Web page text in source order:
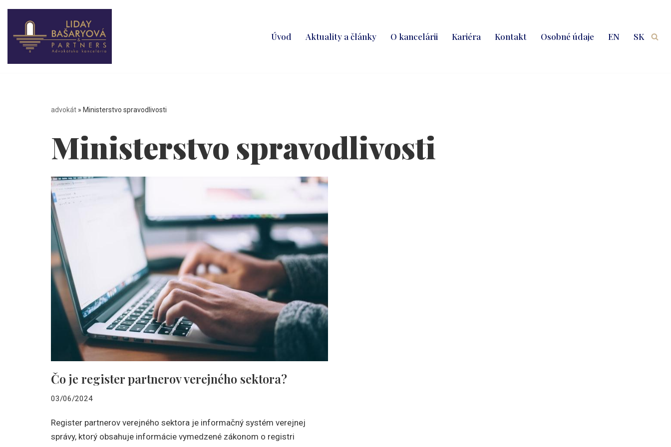
Preskočiť
Úvod Aktuality a články O kancelárii Kariéra Kontakt Osobné údaje EN SK
advokát » Ministerstvo spravodlivosti
Ministerstvo spravodlivosti
Čo je register partnerov verejného sektora?
03/06/2024
Register partnerov verejného sektora je informačný systém verejnej
správy, ktorý obsahuje informácie vymedzené zákonom o registri